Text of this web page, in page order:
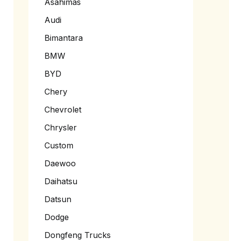
Asahimas
Audi
Bimantara
BMW
BYD
Chery
Chevrolet
Chrysler
Custom
Daewoo
Daihatsu
Datsun
Dodge
Dongfeng Trucks